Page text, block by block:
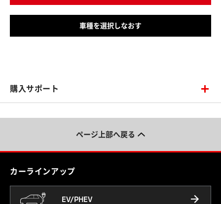
車種を選択しなおす
購入サポート
ページ上部へ戻る
カーラインアップ
EV/PHEV